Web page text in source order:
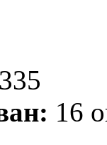
16